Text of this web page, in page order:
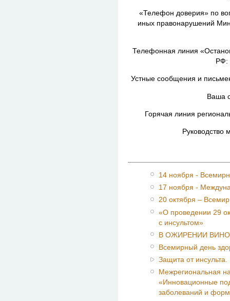
«Телефон доверия» по
иных правонарушений
Телефонная линия
РФ:
Устные сообщения и
Ваша
Горячая линия
Руководство
14 ноября -
17 ноября -
20 октября –
«О проведении 29
с инсультом»
В ОЖИРЕНИИ
Всемирный день
Защита от
Межрегиональная
«Инновационные
заболеваний и